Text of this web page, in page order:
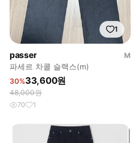
1
passer
M
파세르 차콜 슬랙스(m)
30%33,600원
48,000원
70 1